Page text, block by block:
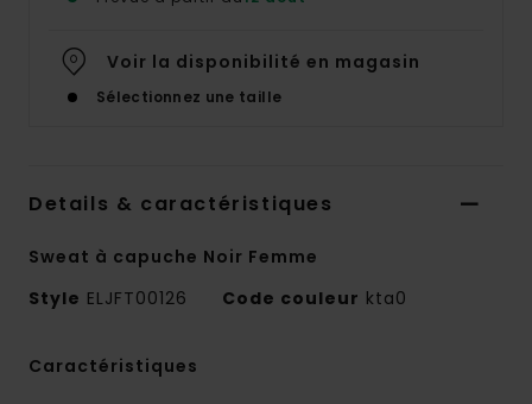
Voir la disponibilité en magasin
Sélectionnez une taille
Details & caractéristiques
Sweat à capuche Noir Femme
Style ELJFT00126 Code couleur kta0
Caractéristiques